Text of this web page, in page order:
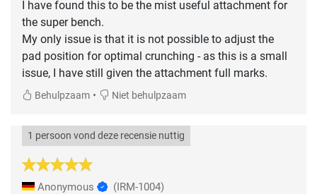
I have found this to be the mist useful attachment for
the super bench.
My only issue is that it is not possible to adjust the
pad position for optimal crunching - as this is a small
issue, I have still given the attachment full marks.
Behulpzaam • Niet behulpzaam
1 persoon vond deze recensie nuttig
Anonymous (IRM-1004)